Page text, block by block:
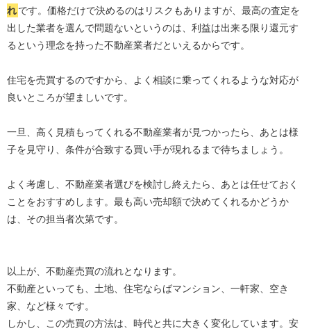
れです。価格だけで決めるのはリスクもありますが、最高の査定を
出した業者を選んで問題ないというのは、利益は出来る限り還元す
るという理念を持った不動産業者だといえるからです。
住宅を売買するのですから、よく相談に乗ってくれるような対応が
良いところが望ましいです。
一旦、高く見積もってくれる不動産業者が見つかったら、あとは様
子を見守り、条件が合致する買い手が現れるまで待ちましょう。
よく考慮し、不動産業者選びを検討し終えたら、あとは任せておく
ことをおすすめします。最も高い売却額で決めてくれるかどうか
は、その担当者次第です。
以上が、不動産売買の流れとなります。
不動産といっても、土地、住宅ならばマンション、一軒家、空き
家、など様々です。
しかし、この売買の方法は、時代と共に大きく変化しています。安